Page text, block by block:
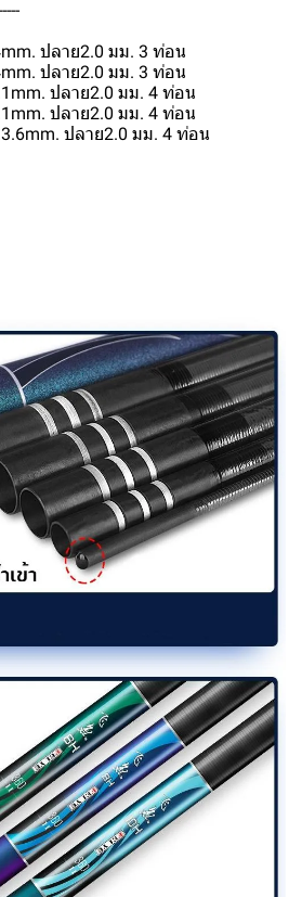
ปลาย2.0 มม. 3 ท่อน
ปลาย2.0 มม. 3 ท่อน
ปลาย2.0 มม. 4 ท่อน
ปลาย2.0 มม. 4 ท่อน
ปลาย2.0 มม. 4 ท่อน